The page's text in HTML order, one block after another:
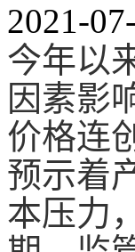
2021-
今年以
因素影
价格连
预示着
本压力